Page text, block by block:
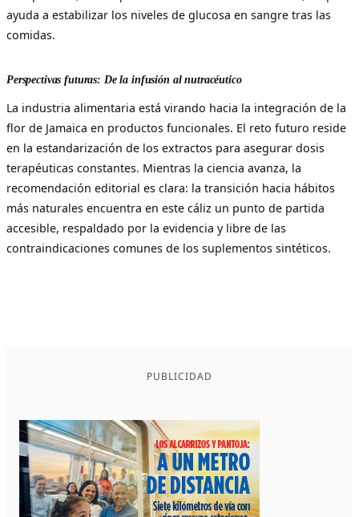
ayuda a estabilizar los niveles de glucosa en sangre tras las
comidas.
Perspectivas futuras: De la infusión al nutracéutico
La industria alimentaria está virando hacia la integración de la
flor de Jamaica en productos funcionales. El reto futuro reside
en la estandarización de los extractos para asegurar dosis
terapéuticas constantes. Mientras la ciencia avanza, la
recomendación editorial es clara: la transición hacia hábitos
más naturales encuentra en este cáliz un punto de partida
accesible, respaldado por la evidencia y libre de las
contraindicaciones comunes de los suplementos sintéticos.
PUBLICIDAD